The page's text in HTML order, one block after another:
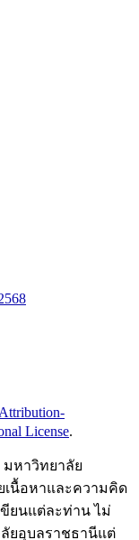
License.
หาวิทยาลัย
เนื้อหาและความคิด
ยนแต่ละท่าน ไม่
ยอุบลราชธานีแต่